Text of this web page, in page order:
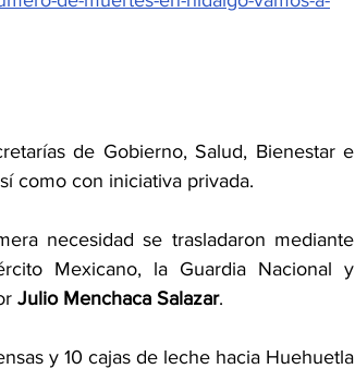
de Gobierno, Salud, Bienestar e
como con iniciativa privada.
necesidad se trasladaron mediante
Mexicano, la Guardia Nacional y
Julio Menchaca Salazar.
y 10 cajas de leche hacia Huehuetla